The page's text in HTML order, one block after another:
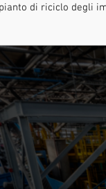
di riciclo degli